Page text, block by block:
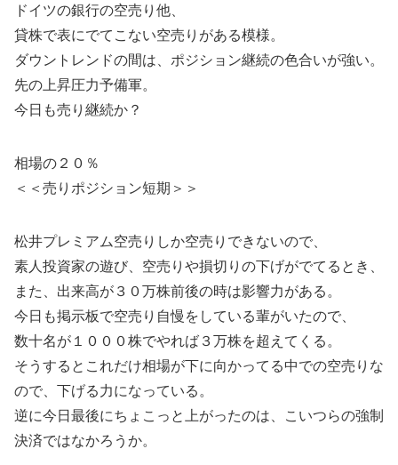
ドイツの銀行の空売り他、
貸株で表にでてこない空売りがある模様。
ダウントレンドの間は、ポジション継続の色合いが強い。
先の上昇圧力予備軍。
今日も売り継続か？
相場の２０％
＜＜売りポジション短期＞＞
松井プレミアム空売りしか空売りできないので、
素人投資家の遊び、空売りや損切りの下げがでてるとき、
また、出来高が３０万株前後の時は影響力がある。
今日も掲示板で空売り自慢をしている輩がいたので、
数十名が１０００株でやれば３万株を超えてくる。
そうするとこれだけ相場が下に向かってる中での空売りな
ので、下げる力になっている。
逆に今日最後にちょこっと上がったのは、こいつらの強制
決済ではなかろうか。